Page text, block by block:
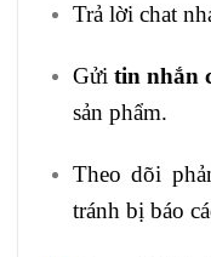
Trả lời chat
Gửi tin nhắn
sản phẩm.
Theo dõi
tránh bị báo